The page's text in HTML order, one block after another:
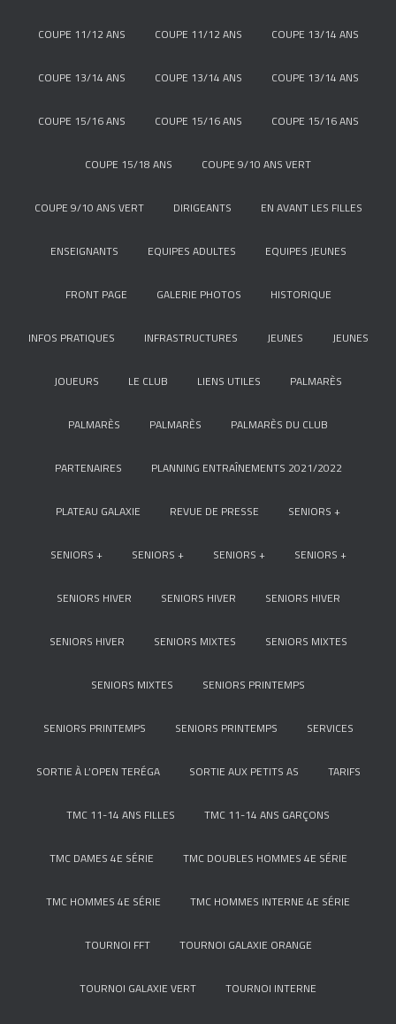
COUPE 11/12 ANS COUPE 11/12 ANS COUPE 13/14 ANS
COUPE 13/14 ANS COUPE 13/14 ANS COUPE 13/14 ANS
COUPE 15/16 ANS COUPE 15/16 ANS COUPE 15/16 ANS
COUPE 15/18 ANS COUPE 9/10 ANS VERT
COUPE 9/10 ANS VERT DIRIGEANTS EN AVANT LES FILLES
ENSEIGNANTS EQUIPES ADULTES EQUIPES JEUNES
FRONT PAGE GALERIE PHOTOS HISTORIQUE
INFOS PRATIQUES INFRASTRUCTURES JEUNES JEUNES
JOUEURS LE CLUB LIENS UTILES PALMARÈS
PALMARÈS PALMARÈS PALMARÈS DU CLUB
PARTENAIRES PLANNING ENTRAÎNEMENTS 2021/2022
PLATEAU GALAXIE REVUE DE PRESSE SENIORS +
SENIORS + SENIORS + SENIORS + SENIORS +
SENIORS HIVER SENIORS HIVER SENIORS HIVER
SENIORS HIVER SENIORS MIXTES SENIORS MIXTES
SENIORS MIXTES SENIORS PRINTEMPS
SENIORS PRINTEMPS SENIORS PRINTEMPS SERVICES
SORTIE À L’OPEN TERÉGA SORTIE AUX PETITS AS TARIFS
TMC 11-14 ANS FILLES TMC 11-14 ANS GARÇONS
TMC DAMES 4E SÉRIE TMC DOUBLES HOMMES 4E SÉRIE
TMC HOMMES 4E SÉRIE TMC HOMMES INTERNE 4E SÉRIE
TOURNOI FFT TOURNOI GALAXIE ORANGE
TOURNOI GALAXIE VERT TOURNOI INTERNE